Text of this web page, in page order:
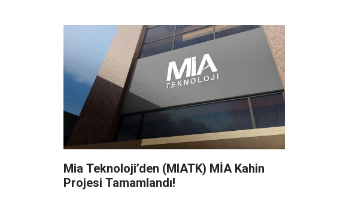
Mia Teknoloji’den (MIATK) MİA Kahin
Projesi Tamamlandı!